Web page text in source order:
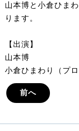
山本博と小倉ひま
ります。
【出演】
山本博
小倉ひまわり（プ
前へ